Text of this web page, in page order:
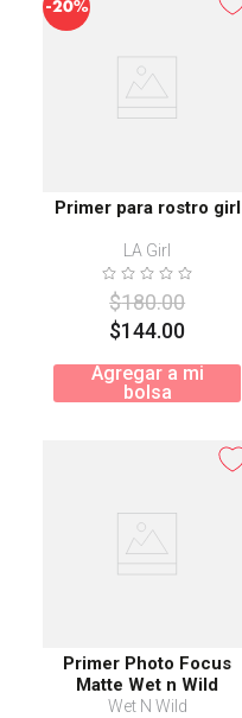
-20%
Primer para rostro girl
LA Girl
$180.00
$144.00
Agregar a mi
bolsa
Primer Photo Focus
Matte Wet n Wild
Wet N Wild